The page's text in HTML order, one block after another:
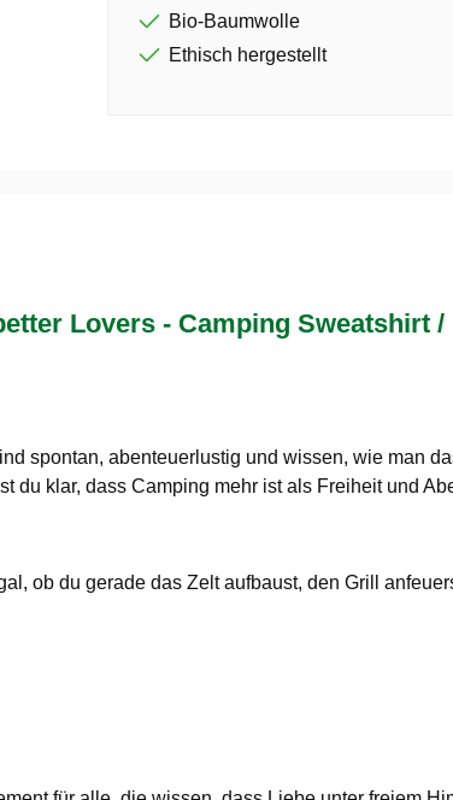
Bio-Baumwolle
Ethisch hergestellt
Lovers - Camping Sweatshirt
spontan, abenteuerlustig und wissen, wie man
du klar, dass Camping mehr ist als Freiheit und
ob du gerade das Zelt aufbaust, den Grill